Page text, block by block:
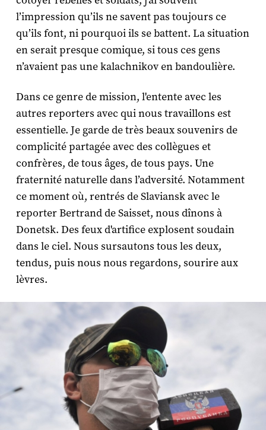
l’impression qu’ils ne savent pas toujours ce
qu’ils font, ni pourquoi ils se battent. La situation
en serait presque comique, si tous ces gens
n’avaient pas une kalachnikov en bandoulière.
Dans ce genre de mission, l'entente avec les
autres reporters avec qui nous travaillons est
essentielle. Je garde de très beaux souvenirs de
complicité partagée avec des collègues et
confrères, de tous âges, de tous pays. Une
fraternité naturelle dans l’adversité. Notamment
ce moment où, rentrés de Slaviansk avec le
reporter Bertrand de Saisset, nous dînons à
Donetsk. Des feux d'artifice explosent soudain
dans le ciel. Nous sursautons tous les deux,
tendus, puis nous nous regardons, sourire aux
lèvres.